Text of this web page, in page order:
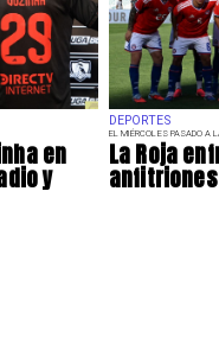
en
y
DEPORTES
EL MIÉRCOLES PASADO A
La Roja